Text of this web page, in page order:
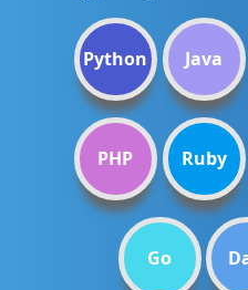
Python Java
PHP Ruby
Go